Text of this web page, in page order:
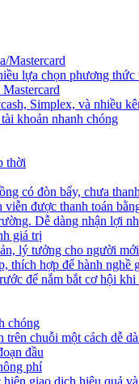
Mastercard
lựa chọn phương thức
Simplex, và nhiều
khoản nhanh chóng
thời
có đòn bẩy, chưa
viễn được thanh toán
Dễ dàng nhận lợi
giá trị
lý tưởng cho người
thích hợp để hành nghề
để nắm bắt cơ hội
chóng
trên chuỗi một cách dễ
đầu
phí
giao dịch hiệu quả